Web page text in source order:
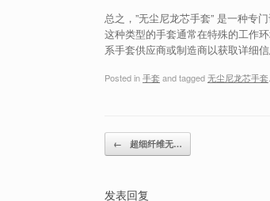
总之，”无尘尼龙芯手套” 是一种专
这种类型的手套通常在特殊的工作
系手套供应商或制造商以获取详细
Posted in手套and tagged无尘尼龙芯手套
Post navigation
← 超细纤维无…
发表回复